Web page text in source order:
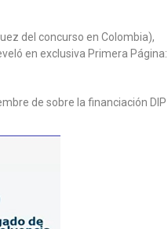
del concurso en Colombia),
en exclusiva Primera Página:
de sobre la financiación DIP